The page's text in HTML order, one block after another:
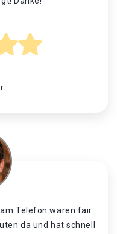
Telefon waren fair
da und hat schnell